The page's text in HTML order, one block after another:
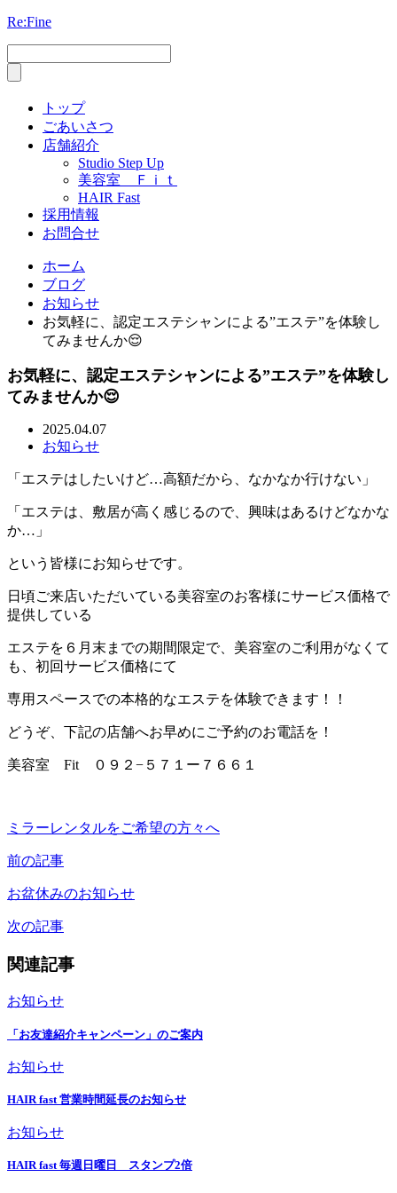
Re:Fine
トップ
ごあいさつ
店舗紹介
Studio Step Up
美容室 Ｆｉｔ
HAIR Fast
採用情報
お問合せ
ホーム
ブログ
お知らせ
お気軽に、認定エステシャンによる”エステ”を体験し
てみませんか😌
お気軽に、認定エステシャンによる”エステ”を体験し
てみませんか😌
2025.04.07
お知らせ
「エステはしたいけど…高額だから、なかなか行けない」
「エステは、敷居が高く感じるので、興味はあるけどなかな
か…」
という皆様にお知らせです。
日頃ご来店いただいている美容室のお客様にサービス価格で
提供している
エステを６月末までの期間限定で、美容室のご利用がなくて
も、初回サービス価格にて
専用スペースでの本格的なエステを体験できます！！
どうぞ、下記の店舗へお早めにご予約のお電話を！
美容室 Fit ０９２−５７１ー７６６１
ミラーレンタルをご希望の方々へ
前の記事
お盆休みのお知らせ
次の記事
関連記事
お知らせ
「お友達紹介キャンペーン」のご案内
お知らせ
HAIR fast 営業時間延長のお知らせ
お知らせ
HAIR fast 毎週日曜日 スタンプ2倍